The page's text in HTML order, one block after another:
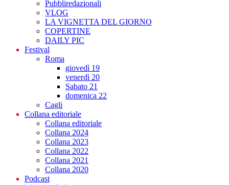
Pubbliredazionali
VLOG
LA VIGNETTA DEL GIORNO
COPERTINE
DAILY PIC
Festival
Roma
giovedì 19
venerdì 20
Sabato 21
domenica 22
Cagli
Collana editoriale
Collana editoriale
Collana 2024
Collana 2023
Collana 2022
Collana 2021
Collana 2020
Podcast